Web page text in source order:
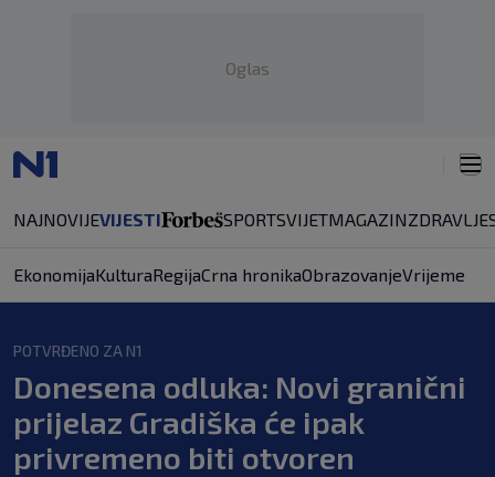
Oglas
NAJNOVIJEVIJESTI SPORTSVIJETMAGAZINZDRAVLJE
EkonomijaKulturaRegijaCrna hronikaObrazovanjeVrijeme
POTVRĐENO ZA N1
Donesena odluka: Novi granični
prijelaz Gradiška će ipak
privremeno biti otvoren